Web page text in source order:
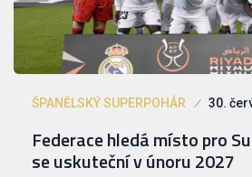
ŠPANĚLSKÝ SUPERPOHÁR 30.
Federace hledá místo pro
se uskuteční v únoru 2027